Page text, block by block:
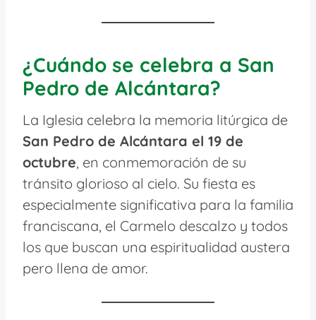
¿Cuándo se celebra a San
Pedro de Alcántara?
La Iglesia celebra la memoria litúrgica de
San Pedro de Alcántara el 19 de
octubre, en conmemoración de su
tránsito glorioso al cielo. Su fiesta es
especialmente significativa para la familia
franciscana, el Carmelo descalzo y todos
los que buscan una espiritualidad austera
pero llena de amor.